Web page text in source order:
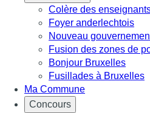
Colère des
Foyer anderlechtois
Nouveau
Fusion des zones de
Bonjour Bruxelles
Fusillades à Bruxelles
Ma Commune
Concours